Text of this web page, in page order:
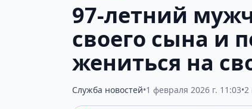
97-летний
своего сына и
жениться на
Служба новостей•1 февраля 2026 г. 11:03•2